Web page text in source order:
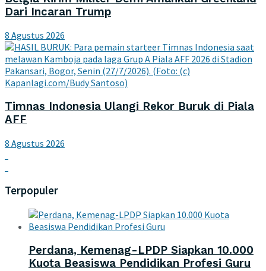
Dari Incaran Trump
8 Agustus 2026
Timnas Indonesia Ulangi Rekor Buruk di Piala
AFF
8 Agustus 2026
Terpopuler
Perdana, Kemenag-LPDP Siapkan 10.000
Kuota Beasiswa Pendidikan Profesi Guru